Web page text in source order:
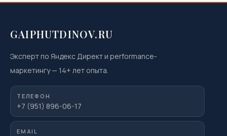
GAIPHUTDINOV.RU
Эксперт по Яндекс Директ и performance-
маркетингу— 14+ лет опыта.
ТЕЛЕФОН
+7 (951) 896-06-17
EMAIL